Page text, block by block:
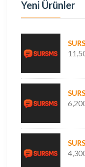
Yeni Ürünler